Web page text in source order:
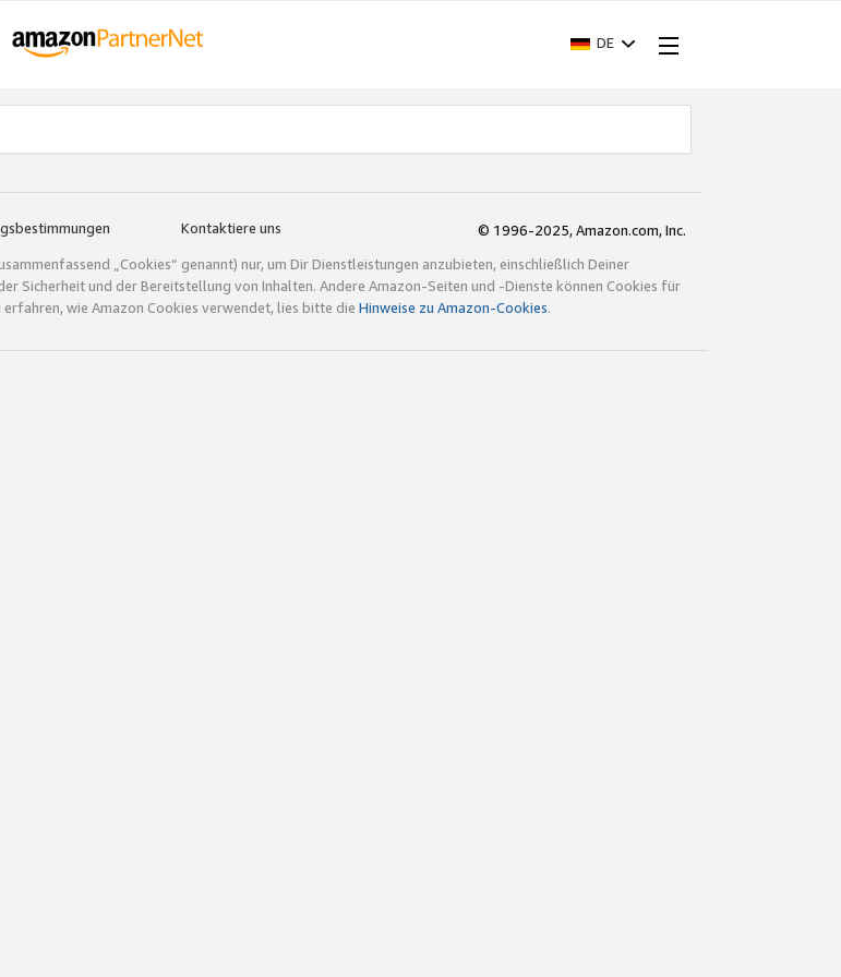
DE
Kontaktiere uns
© 1996-2025, Amazon.com, Inc.
„Cookies“ genannt) nur, um Dir Dienstleistungen anzubieten, einschließlich Deiner
Sicherheit und der Bereitstellung von Inhalten. Andere Amazon-Seiten und -Dienste können Cookies für
wie Amazon Cookies verwendet, lies bitte die Hinweise zu Amazon-Cookies.